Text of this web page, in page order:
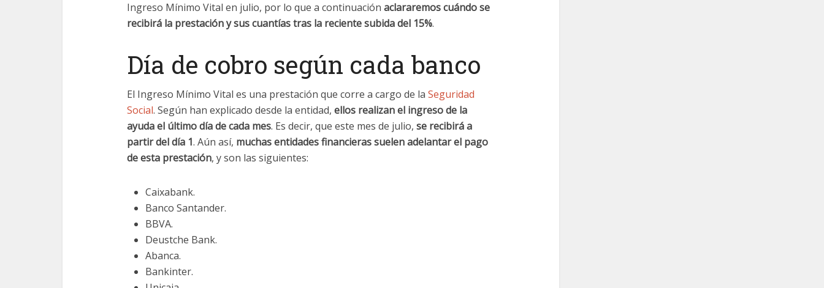
Ingreso Mínimo Vital en julio, por lo que a continuación aclararemos cuándo se
recibirá la prestación y sus cuantías tras la reciente subida del 15%.
Día de cobro según cada banco
El Ingreso Mínimo Vital es una prestación que corre a cargo de la Seguridad
Social. Según han explicado desde la entidad, ellos realizan el ingreso de la
ayuda el último día de cada mes. Es decir, que este mes de julio, se recibirá a
partir del día 1. Aún así, muchas entidades financieras suelen adelantar el pago
de esta prestación, y son las siguientes:
Caixabank.
Banco Santander.
BBVA.
Deustche Bank.
Abanca.
Bankinter.